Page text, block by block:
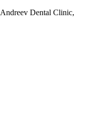
Andreev Dental Clinic,